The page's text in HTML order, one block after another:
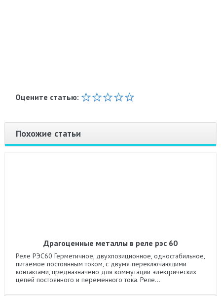
Оцените статью:
Похожие статьи
Драгоценные металлы в реле рэс 60
Реле РЭС60 Герметичное, двухпозиционное, одностабильное,
питаемое постоянным током, с двумя переключающими
контактами, предназначено для коммутации электрических
цепей постоянного и переменного тока. Реле...